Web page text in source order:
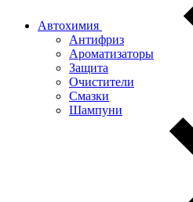
Автохимия
Антифриз
Ароматизаторы
Защита
Очистители
Смазки
Шампуни